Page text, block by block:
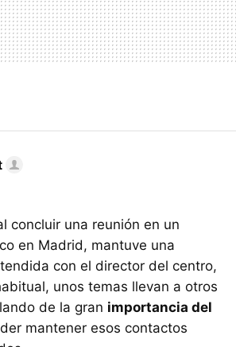
concluir una reunión en un
en Madrid, mantuve una
con el director del centro,
unos temas llevan a otros
de la gran importancia del
mantener esos contactos